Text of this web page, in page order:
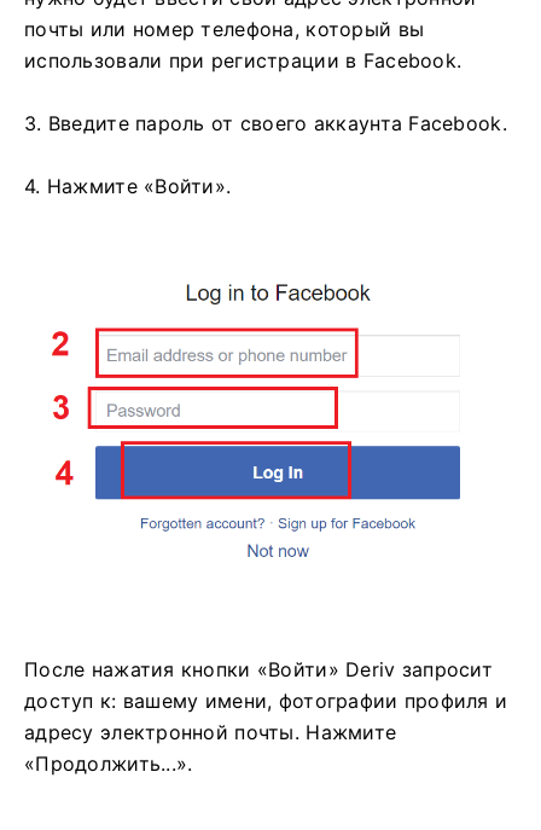
почты или номер телефона, который вы
использовали при регистрации в Facebook.
3. Введите пароль от своего аккаунта Facebook.
4. Нажмите «Войти».
После нажатия кнопки «Войти» Deriv запросит
доступ к: вашему имени, фотографии профиля и
адресу электронной почты. Нажмите
«Продолжить...».